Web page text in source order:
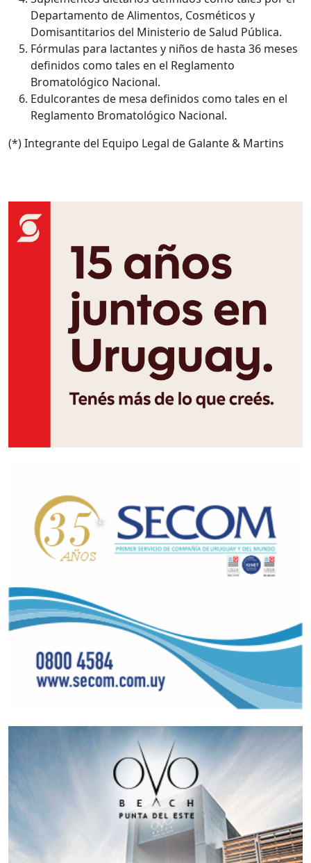
Departamento de Alimentos, Cosméticos y
Domisantitarios del Ministerio de Salud Pública.
Fórmulas para lactantes y niños de hasta 36 meses
definidos como tales en el Reglamento
Bromatológico Nacional.
Edulcorantes de mesa definidos como tales en el
Reglamento Bromatológico Nacional.
(*) Integrante del Equipo Legal de Galante & Martins